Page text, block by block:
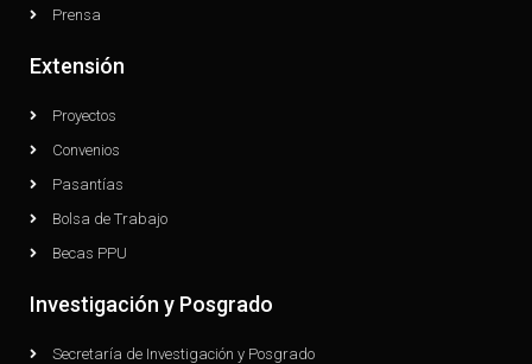
Prensa
Extensión
Proyectos
Convenios
Pasantías
Bolsa de Trabajo
Becas PPU
Investigación y Posgrado
Secretaría de Investigación y Posgrado